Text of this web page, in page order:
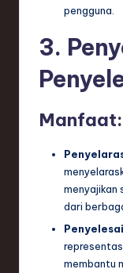
pengguna.
3.
Manfaat:
menyajikan
dari
membantu